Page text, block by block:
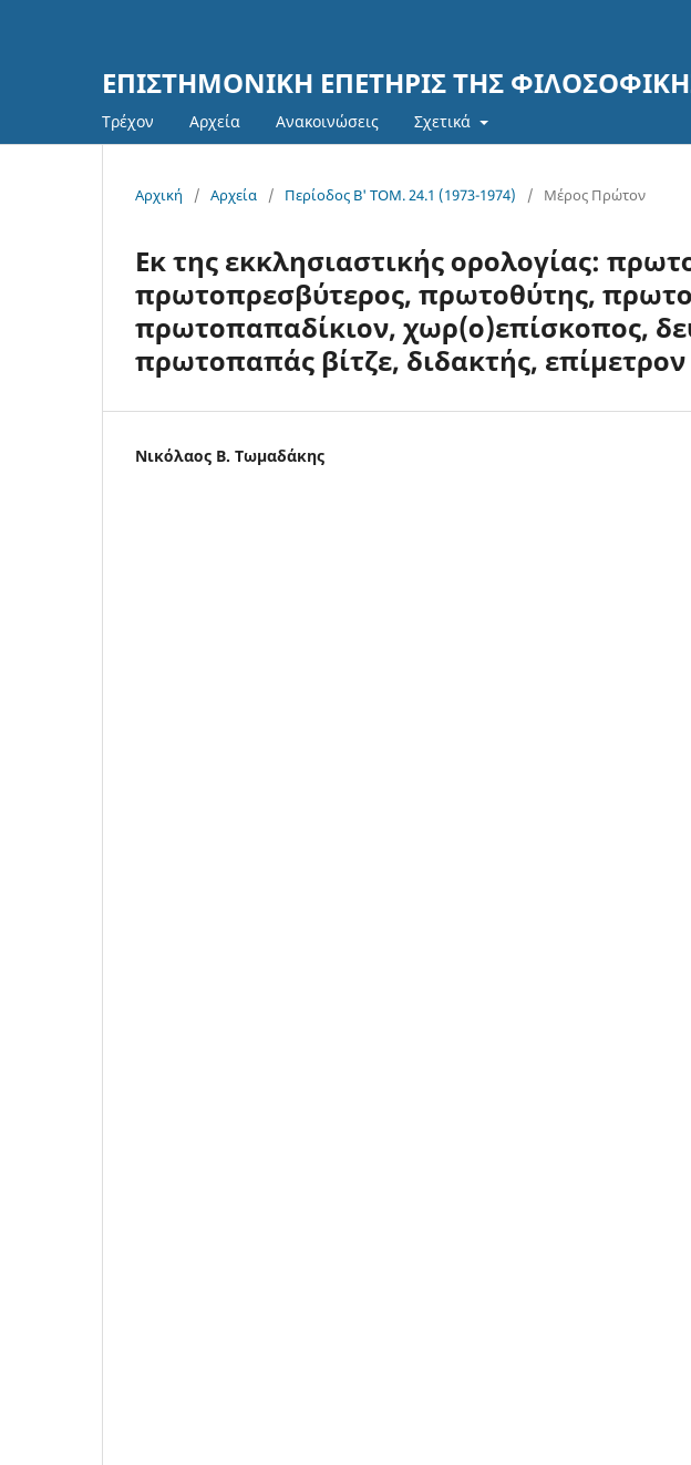
ΕΠΙΣΤΗΜΟΝΙΚΗ ΕΠΕΤΗΡΙΣ ΤΗΣ
Τρέχον Αρχεία Ανακοινώσεις Σχετικά
Αρχική / Αρχεία / Περίοδος Β' ΤΟΜ. 24.1 (1973-1974) / Μέρος Πρώτον
Εκ της εκκλησιαστικής ορολογίας:
πρωτοπρεσβύτερος, πρωτοθύτης,
πρωτοπαπαδίκιον, χωρ(ο)επίσκοπος,
πρωτοπαπάς βίτζε, διδακτής, επίμετρον
Νικόλαος Β. Τωμαδάκης